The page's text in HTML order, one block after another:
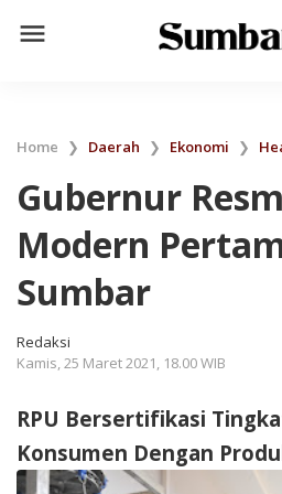
menu
Home ❯ Daerah ❯ Ekonomi ❯
Gubernur
Modern
Sumbar
Redaksi
Kamis, 25 Maret 2021, 18.00 WIB
RPU Bersertifikasi
Konsumen Dengan